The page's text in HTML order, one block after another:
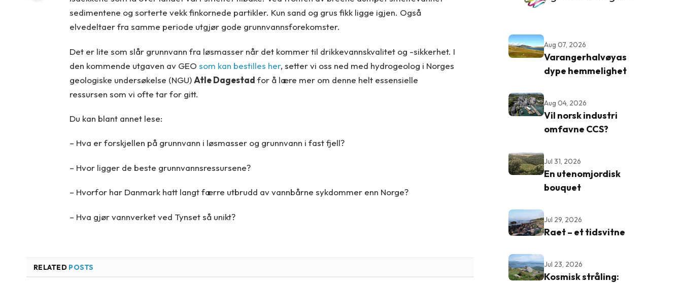
sedimentene og sorterte vekk finkornede partikler. Kun sand og grus fikk ligge igjen. Også
elvedeltaer fra samme periode utgjør gode grunnvannsforekomster.
Det er lite som slår grunnvann fra løsmasser når det kommer til drikkevannskvalitet og -sikkerhet. I
den kommende utgaven av GEO som kan bestilles her, setter vi oss ned med hydrogeolog i Norges
geologiske undersøkelse (NGU)Atle Dagestad for å lære mer om denne helt essensielle
ressursen som vi ofte tar for gitt.
Du kan blant annet lese:
– Hva er forskjellen på grunnvann i løsmasser og grunnvann i fast fjell?
– Hvor ligger de beste grunnvannsressursene?
– Hvorfor har Danmark hatt langt færre utbrudd av vannbårne sykdommer enn Norge?
– Hva gjør vannverket ved Tynset så unikt?
RELATED POSTS
Aug 07, 2026
Varangerhalvøyas
dype hemmelighet
Aug 04, 2026
Vil norsk industri
omfavne CCS?
Jul 31, 2026
En utenomjordisk
bouquet
Jul 29, 2026
Raet – et tidsvitne
Jul 23, 2026
Kosmisk stråling: